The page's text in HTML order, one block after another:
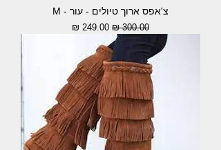
צ'אפס ארוך טיולים - עור - M
מחיר רגיל מחיר מבצע